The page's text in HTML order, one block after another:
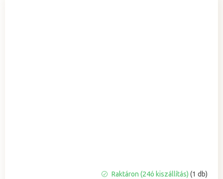
Raktáron (24ó kiszállítás) (1 db)